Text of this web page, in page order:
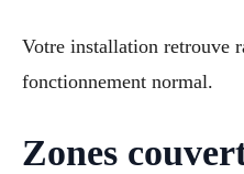
Votre installation retrouve
fonctionnement normal.
Zones